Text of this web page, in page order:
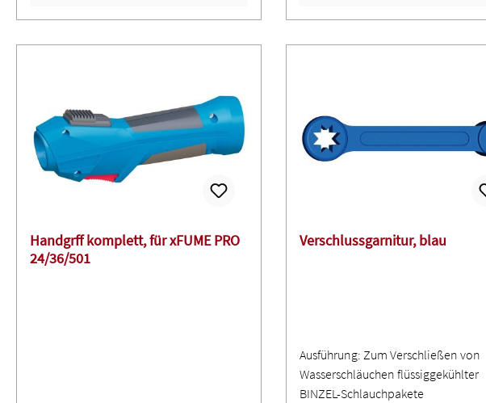
Handgrff komplett, für xFUME PRO
24/36/501
Verschlussgarnitur, blau
Ausführung: Zum Verschließen von
Wasserschläuchen flüssiggekühlter
BINZEL-Schlauchpakete